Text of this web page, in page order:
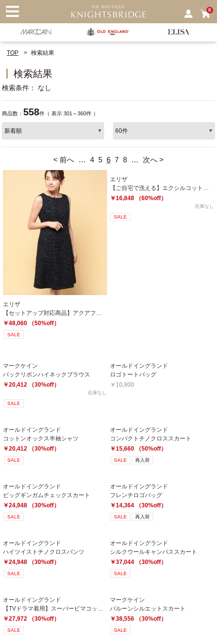
0
TOP 検索結果
検索結果
検索条件 なし
商品数：558件（ 表示 301～360件 ）
< 前へ … 4 5 6 7 8 … 次へ >
エリザ
￥48,060 （50%off）
SALE
エリザ
￥16,848 （60%off）
在庫なし
SALE
マークケイン
バックリボンハイネックブラウス
￥20,412 （30%off）
在庫なし
SALE
オールドイングランド
ロゴトートバッグ
￥10,800
オールドイングランド
コットンオックス半袖シャツ
￥20,412 （30%off）
SALE
オールドイングランド
コンパクトチノクロススカート
￥15,660 （50%off）
SALE 再入荷
オールドイングランド
ビッグギンガムチェックスカート
￥24,948 （30%off）
SALE
オールドイングランド
フレンチロゴバッグ
￥14,364 （30%off）
SALE 再入荷
オールドイングランド
ハイツイストチノクロスパンツ
￥24,948 （30%off）
SALE
オールドイングランド
シルクウールキャンバススカート
￥37,044 （30%off）
SALE
オールドイングランド
￥27,972 （30%off）
SALE
マークケイン
バルーンシルエットスカート
￥38,556 （30%off）
SALE